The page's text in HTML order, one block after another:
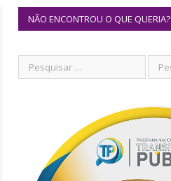
NÃO ENCONTROU O QUE QUERIA?